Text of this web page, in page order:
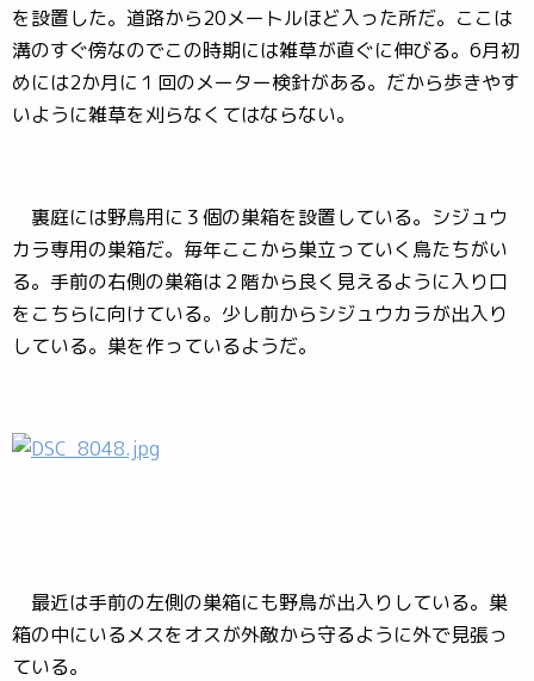
を設置した。道路から20メートルほど入った所だ。ここは
溝のすぐ傍なのでこの時期には雑草が直ぐに伸びる。6月初
めには2か月に１回のメーター検針がある。だから歩きやす
いように雑草を刈らなくてはならない。
裏庭には野鳥用に３個の巣箱を設置している。シジュウ
カラ専用の巣箱だ。毎年ここから巣立っていく鳥たちがい
る。手前の右側の巣箱は２階から良く見えるように入り口
をこちらに向けている。少し前からシジュウカラが出入り
している。巣を作っているようだ。
最近は手前の左側の巣箱にも野鳥が出入りしている。巣
箱の中にいるメスをオスが外敵から守るように外で見張っ
ている。